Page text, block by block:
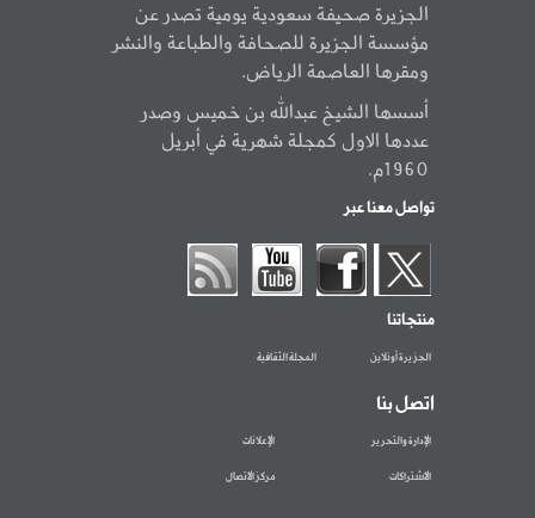
الجزيرة صحيفة سعودية يومية تصدر عن
مؤسسة الجزيرة للصحافة والطباعة والنشر
ومقرها العاصمة الرياض.
أسسها الشيخ عبدالله بن خميس وصدر
عددها الاول كمجلة شهرية في أبريل
1960م.
تواصل معنا عبر
منتجاتنا
الجزيرة أونلاين المجلة الثقافية
اتصل بنا
الإدارة والتحرير الإعلانات
الاشتراكات مركز الاتصال